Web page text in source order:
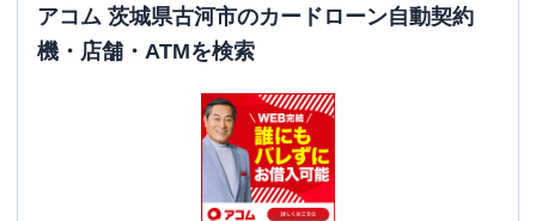
アコム 茨城県古河市のカードローン自動契約
機・店舗・ATMを検索